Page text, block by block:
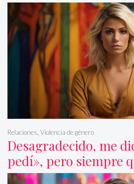
Desagradecido, me
pedí», pero siempre
Relaciones, Violencia de género